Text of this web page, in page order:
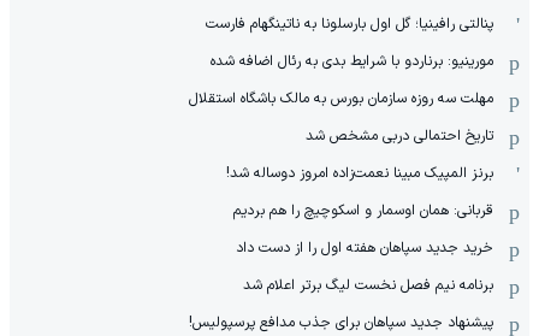
پنالتی رافینیا؛ گل اول بارسلونا به ناتینگهام فارست
مورینیو: برناردو با شرایط بدی به رئال اضافه شده
مهلت سه روزه سازمان بورس به مالک باشگاه استقلال
تاریخ احتمالی دربی مشخص شد
برنز المپیک مبینا نعمت‌زاده امروز دوساله شد!
قربانی: همان اوسمار و اسکوچیچ را هم بردیم
خرید جدید سپاهان هفته اول را از دست داد
برنامه نیم فصل نخست لیگ برتر اعلام شد
پیشنهاد جدید سپاهان برای جذب مدافع پرسپولیس!